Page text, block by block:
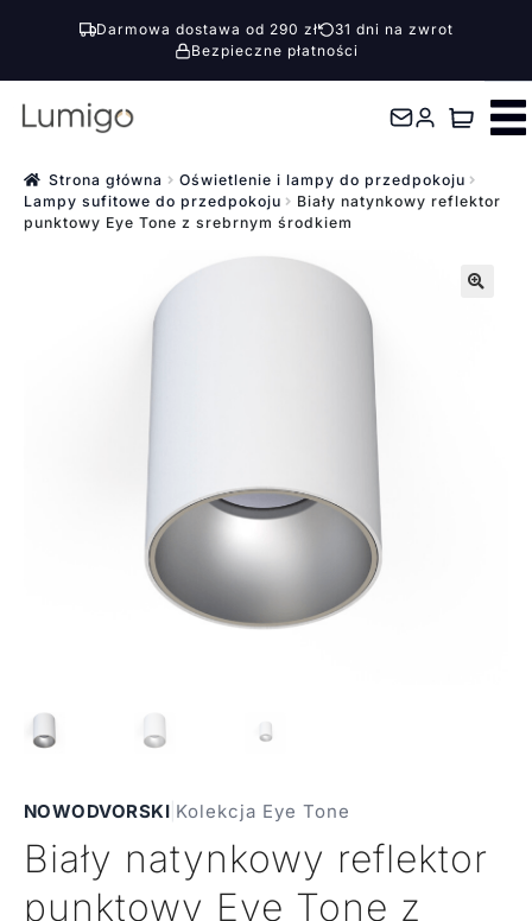
Darmowa dostawa od 290 zł
31 dni na zwrot
Bezpieczne płatności
Przejdź
nawigacji
Przejdź
treści Strona główna
Oświetlenie i lampy do przedpokoju
Lampy sufitowe do przedpokoju
Biały natynkowy reflektor
punktowy Eye Tone z srebrnym środkiem
NOWODVORSKI Kolekcja Eye Tone
Biały natynkowy reflektor
punktowy Eye Tone z